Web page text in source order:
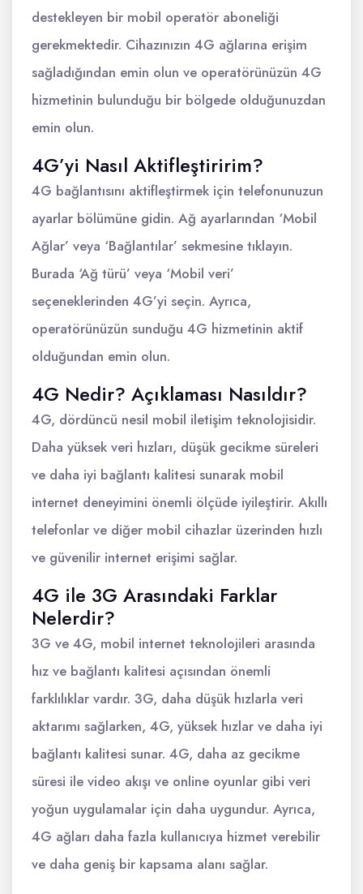
destekleyen bir mobil operatör aboneliği
gerekmektedir. Cihazınızın 4G ağlarına erişim
sağladığından emin olun ve operatörünüzün 4G
hizmetinin bulunduğu bir bölgede olduğunuzdan
emin olun.
4G’yi Nasıl Aktifleştiririm?
4G bağlantısını aktifleştirmek için telefonunuzun
ayarlar bölümüne gidin. Ağ ayarlarından ‘Mobil
Ağlar’ veya ‘Bağlantılar’ sekmesine tıklayın.
Burada ‘Ağ türü’ veya ‘Mobil veri’
seçeneklerinden 4G’yi seçin. Ayrıca,
operatörünüzün sunduğu 4G hizmetinin aktif
olduğundan emin olun.
4G Nedir? Açıklaması Nasıldır?
4G, dördüncü nesil mobil iletişim teknolojisidir.
Daha yüksek veri hızları, düşük gecikme süreleri
ve daha iyi bağlantı kalitesi sunarak mobil
internet deneyimini önemli ölçüde iyileştirir. Akıllı
telefonlar ve diğer mobil cihazlar üzerinden hızlı
ve güvenilir internet erişimi sağlar.
4G ile 3G Arasındaki Farklar
Nelerdir?
3G ve 4G, mobil internet teknolojileri arasında
hız ve bağlantı kalitesi açısından önemli
farklılıklar vardır. 3G, daha düşük hızlarla veri
aktarımı sağlarken, 4G, yüksek hızlar ve daha iyi
bağlantı kalitesi sunar. 4G, daha az gecikme
süresi ile video akışı ve online oyunlar gibi veri
yoğun uygulamalar için daha uygundur. Ayrıca,
4G ağları daha fazla kullanıcıya hizmet verebilir
ve daha geniş bir kapsama alanı sağlar.